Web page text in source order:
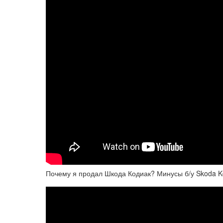
Почему я продал Шкода Кодиак? Минусы б/у Skoda